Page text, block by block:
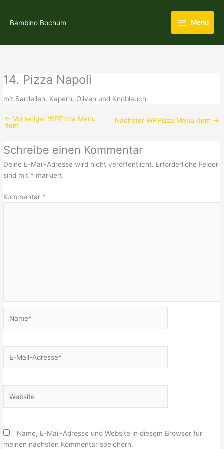
springen
Bambino Bochum
Main
Menu
Menü
14. Pizza Napoli
mit Sardellen, Kapern, Oliven und Knoblauch
← Vorheriger WPPizza Menu
Item
Nächster WPPizza Menu Item →
Schreibe einen Kommentar
Deine E-Mail-Adresse wird nicht veröffentlicht. Erforderliche Felder
sind mit * markiert
Kommentar *
Mail-
Name, E-Mail-Adresse und Website in diesem Browser für
meinen nächsten Kommentar speichern.